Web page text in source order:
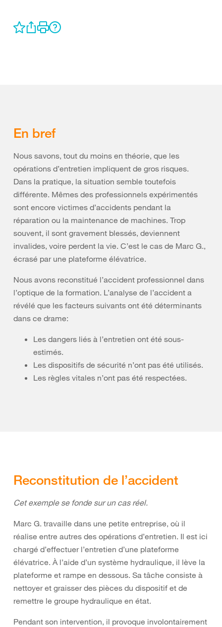
En bref
Nous savons, tout du moins en théorie, que les
opérations d’entretien impliquent de gros risques.
Dans la pratique, la situation semble toutefois
différente. Mêmes des professionnels expérimentés
sont encore victimes d’accidents pendant la
réparation ou la maintenance de machines. Trop
souvent, il sont gravement blessés, deviennent
invalides, voire perdent la vie. C’est le cas de Marc G.,
écrasé par une plateforme élévatrice.
Nous avons reconstitué l’accident professionnel dans
l’optique de la formation. L’analyse de l’accident a
révélé que les facteurs suivants ont été déterminants
dans ce drame:
Les dangers liés à l’entretien ont été sous-
estimés.
Les dispositifs de sécurité n’ont pas été utilisés.
Les règles vitales n’ont pas été respectées.
Reconstitution de l’accident
Cet exemple se fonde sur un cas réel.
Marc G. travaille dans une petite entreprise, où il
réalise entre autres des opérations d’entretien. Il est ici
chargé d’effectuer l’entretien d’une plateforme
élévatrice. À l’aide d’un système hydraulique, il lève la
plateforme et rampe en dessous. Sa tâche consiste à
nettoyer et graisser des pièces du dispositif et de
remettre le groupe hydraulique en état.
Pendant son intervention, il provoque involontairement